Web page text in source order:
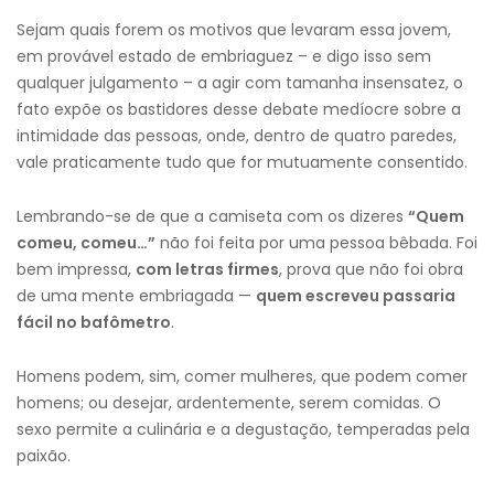
Sejam quais forem os motivos que levaram essa jovem,
em provável estado de embriaguez – e digo isso sem
qualquer julgamento – a agir com tamanha insensatez, o
fato expõe os bastidores desse debate medíocre sobre a
intimidade das pessoas, onde, dentro de quatro paredes,
vale praticamente tudo que for mutuamente consentido.
Lembrando-se de que a camiseta com os dizeres “Quem
comeu, comeu…” não foi feita por uma pessoa bêbada. Foi
bem impressa, com letras firmes, prova que não foi obra
de uma mente embriagada — quem escreveu passaria
fácil no bafômetro.
Homens podem, sim, comer mulheres, que podem comer
homens; ou desejar, ardentemente, serem comidas. O
sexo permite a culinária e a degustação, temperadas pela
paixão.